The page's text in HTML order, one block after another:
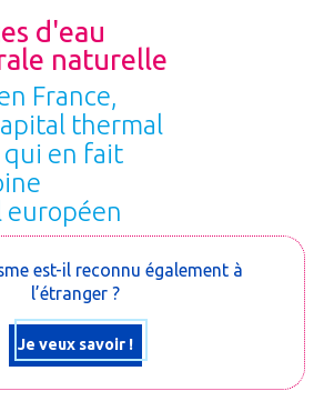
d'eau
naturelle
France,
thermal
qui en fait
européen
est-il reconnu également à
l’étranger ?
Je veux savoir !